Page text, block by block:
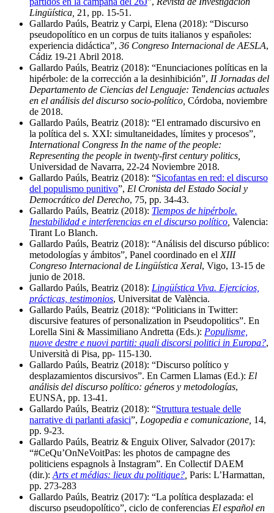
Lingüística, 21, pp. 15-51.
Gallardo Paúls, Beatriz y Carpi, Elena (2018): “Discurso
pseudopolítico en un corpus de tuits italianos y españoles:
experiencia didáctica”, 36 Congreso Internacional de AESLA,
Cádiz 19-21 Abril 2018.
Gallardo Paúls, Beatriz (2018): “Enunciaciones políticas en la
hipérbole: de la corrección a la desinhibición”, II Jornadas del
Departamento de Ciencias del Lenguaje: Tendencias actuales
en el análisis del discurso socio-político, Córdoba, noviembre
de 2018.
Gallardo Paúls, Beatriz (2018): “El entramado discursivo en
la política del s. XXI: simultaneidades, límites y procesos”,
International Congress In the name of the people:
Representing the people in twenty-first century politics,
Universidad de Navarra, 22-24 Noviembre 2018.
Gallardo Paúls, Beatriz (2018): “Sicofantas en red: el discurso
del populismo punitivo”, El Cronista del Estado Social y
Democrático del Derecho, 75, pp. 34-43.
Gallardo Paúls, Beatriz (2018): Tiempos de hipérbole.
Inestabilidad e interferencias en el discurso político Valencia:
Tirant Lo Blanch.
Gallardo Paúls, Beatriz (2018): “Análisis del discurso público:
metodologías y ámbitos”, Panel coordinado en el XIII
Congreso Internacional de Lingüística Xeral, Vigo, 13-15 de
junio de 2018.
Gallardo Paúls, Beatriz (2018): Lingüística Viva. Ejercicios,
prácticas, testimonios, Universitat de València.
Gallardo Paúls, Beatriz (2018): “Politicians in Twitter:
discursive features of personalization in Pseudopolitics”. En
Lorella Sini & Massimiliano Andretta (Eds.): Populisme,
nuove destre e nuovi partiti: quali discorsi politici in Europa?,
Università di Pisa, pp- 115-130.
Gallardo Paúls, Beatriz (2018): “Discurso político y
desplazamientos discursivos”. En Carmen Llamas (Ed.): El
análisis del discurso político: géneros y metodologías,
EUNSA, pp. 13-41.
Gallardo Paúls, Beatriz (2018): “Struttura testuale delle
narrative di parlanti afasici”, Logopedia e comunicazione, 14,
pp. 9-23.
Gallardo Paúls, Beatriz & Enguix Oliver, Salvador (2017):
“#CeQu’OnNeVoitPas: les photos de campagne des
politiciens espagnols à Instagram”. En Collectif DAEM
(dir.): Arts et médias: lieux du politique? Paris: L’Harmattan,
pp. 273-283
Gallardo Paúls, Beatriz (2017): “La política desplazada: el
discurso pseudopolítico”, ciclo de conferencias El español en